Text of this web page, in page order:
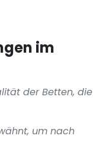
im
der Betten, die
um nach